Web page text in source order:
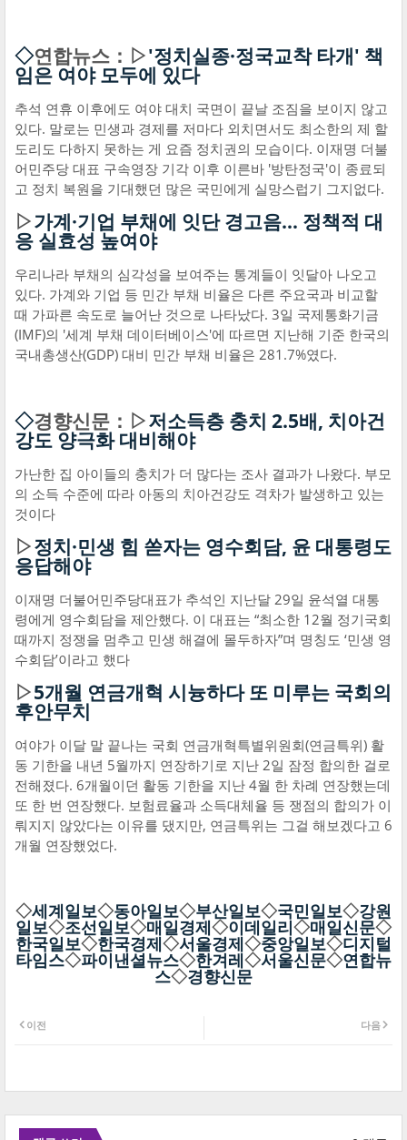
◇연합뉴스：▷'정치실종·정국교착 타개' 책
임은 여야 모두에 있다
추석 연휴 이후에도 여야 대치 국면이 끝날 조짐을 보이지 않고
있다. 말로는 민생과 경제를 저마다 외치면서도 최소한의 제 할
도리도 다하지 못하는 게 요즘 정치권의 모습이다. 이재명 더불
어민주당 대표 구속영장 기각 이후 이른바 '방탄정국'이 종료되
고 정치 복원을 기대했던 많은 국민에게 실망스럽기 그지없다.
▷가계·기업 부채에 잇단 경고음… 정책적 대
응 실효성 높여야
우리나라 부채의 심각성을 보여주는 통계들이 잇달아 나오고
있다. 가계와 기업 등 민간 부채 비율은 다른 주요국과 비교할
때 가파른 속도로 늘어난 것으로 나타났다. 3일 국제통화기금
(IMF)의 '세계 부채 데이터베이스'에 따르면 지난해 기준 한국의
국내총생산(GDP) 대비 민간 부채 비율은 281.7%였다.
◇경향신문：▷저소득층 충치 2.5배, 치아건
강도 양극화 대비해야
가난한 집 아이들의 충치가 더 많다는 조사 결과가 나왔다. 부모
의 소득 수준에 따라 아동의 치아건강도 격차가 발생하고 있는
것이다
▷정치·민생 힘 쏟자는 영수회담, 윤 대통령도
응답해야
이재명 더불어민주당대표가 추석인 지난달 29일 윤석열 대통
령에게 영수회담을 제안했다. 이 대표는 “최소한 12월 정기국회
때까지 정쟁을 멈추고 민생 해결에 몰두하자”며 명칭도 ‘민생 영
수회담’이라고 했다
▷5개월 연금개혁 시늉하다 또 미루는 국회의
후안무치
여야가 이달 말 끝나는 국회 연금개혁특별위원회(연금특위) 활
동 기한을 내년 5월까지 연장하기로 지난 2일 잠정 합의한 걸로
전해졌다. 6개월이던 활동 기한을 지난 4월 한 차례 연장했는데
또 한 번 연장했다. 보험료율과 소득대체율 등 쟁점의 합의가 이
뤄지지 않았다는 이유를 댔지만, 연금특위는 그걸 해보겠다고 6
개월 연장했었다.
◇세계일보◇동아일보◇부산일보◇국민일보◇강원
일보◇조선일보◇매일경제◇이데일리◇매일신문◇
한국일보◇한국경제◇서울경제◇중앙일보◇디지털
타임스◇파이낸셜뉴스◇한겨레◇서울신문◇연합뉴
스◇경향신문
다음
이전